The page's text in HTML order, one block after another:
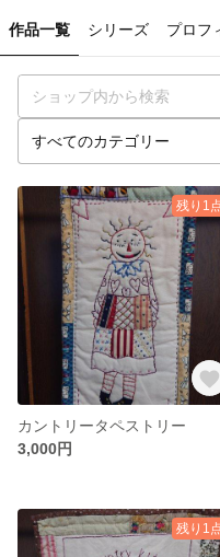
作品一覧 シリーズ プロフ
残り1
カントリータペストリー
3,000円
残り1